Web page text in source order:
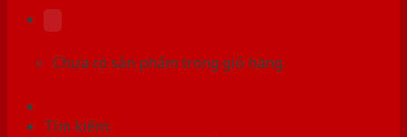
Chưa có sản phẩm trong giỏ hàng.
Tìm kiếm: